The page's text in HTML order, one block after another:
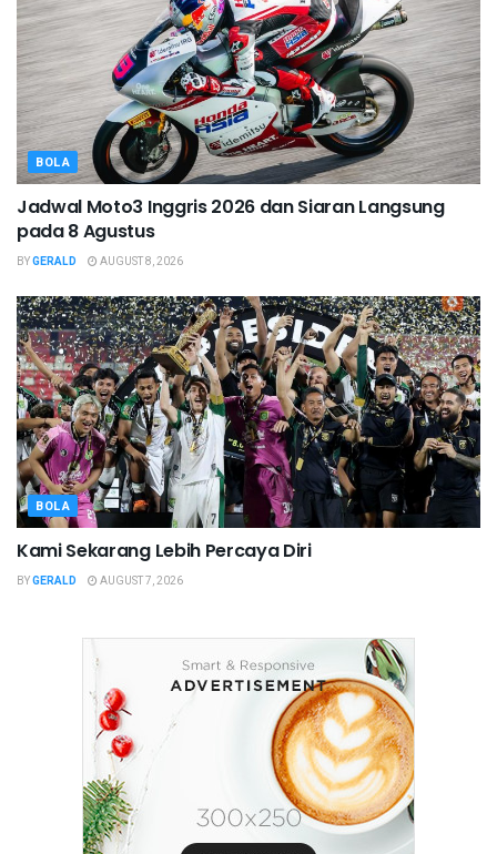
BOLA
Jadwal Moto3 Inggris 2026 dan Siaran Langsung
pada 8 Agustus
BYGERALD AUGUST 8, 2026
BOLA
Kami Sekarang Lebih Percaya Diri
BYGERALD AUGUST 7, 2026